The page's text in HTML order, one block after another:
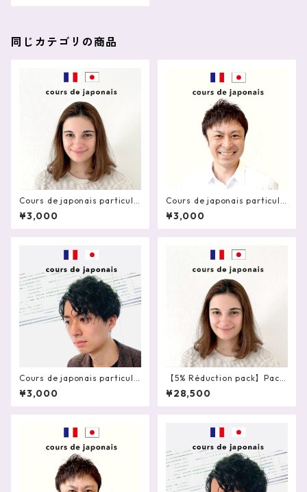
同じカテゴリの商品
Cours de japonais particuli
er en ligne 60mn - LISA
¥3,000
Cours de japonais particuli
er en ligne 60mn - André
¥3,000
Cours de japonais particuli
er en ligne 60mn - Izu
¥3,000
【5% Réduction pack】Pack
de 10 cours particuliers de j
aponais en ligne 60 mn – LI
¥28,500